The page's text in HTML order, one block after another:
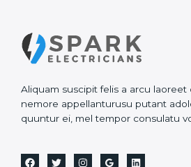
Aliquam suscipit felis a arcu
nemore appellanturusu putant
quuntur ei, mel tempor consulatu